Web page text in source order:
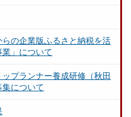
の企業版ふるさと納税を活
」について
プランナー養成研修（秋田
について